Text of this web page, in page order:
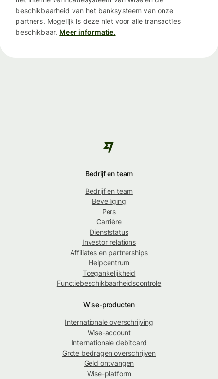
beschikbaarheid van het banksysteem van onze
partners. Mogelijk is deze niet voor alle transacties
beschikbaar. Meer informatie.
Bedrijf en team
Bedrijf en team
Beveiliging
Pers
Carrière
Dienststatus
Investor relations
Affiliates en partnerships
Helpcentrum
Toegankelijkheid
Functiebeschikbaarheidscontrole
Wise-producten
Internationale overschrijving
Wise-account
Internationale debitcard
Grote bedragen overschrijven
Geld ontvangen
Wise-platform